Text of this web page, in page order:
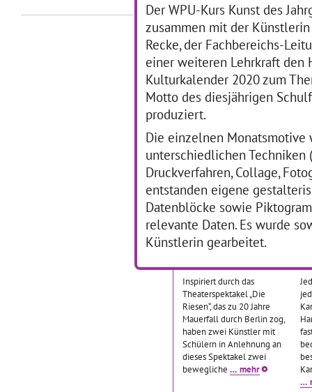
Der WPU-Kurs Kunst des
zusammen mit der
Recke, der Fachbereichs-
einer weiteren Lehrkraft den
Kulturkalender 2020 zum
Motto des diesjährigen
produziert.
Die einzelnen Monatsmotive
unterschiedlichen Techniken
Druckverfahren, Collage,
entstanden eigene
Datenblöcke sowie
relevante Daten. Es wurde
Künstlerin gearbeitet.
Wunderkammer Olbricht im
Me Collectors Room Berlin
hat eine Schülergruppe
zusammen mit einer
Künstlerin, einer
zwei Lehrerinnen in der
Vorhalle … mehr
Zwei Riesen-Dada-
Puppen bewegen sich
durchs MV
Inspiriert durch das
Theaterspektakel „Die
Riesen“, das zu 20 Jahre
Mauerfall durch Berlin zog,
haben zwei Künstler mit
Schülern in Anlehnung an
dieses Spektakel zwei
bewegliche … mehr
…